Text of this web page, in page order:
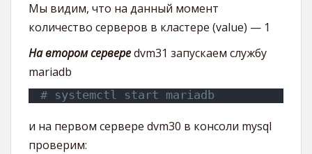
Мы видим, что на данный момент
количество серверов в кластере (value) — 1
На втором сервереdvm31 запускаем службу
mariadb
# systemctl start mariadb
и на первом сервере dvm30 в консоли mysql
проверим: